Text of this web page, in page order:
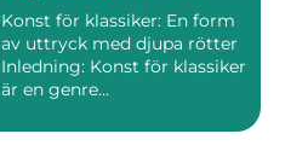
Konst för klassiker: En form
av uttryck med djupa rötter
Inledning: Konst för klassiker
är en genre...